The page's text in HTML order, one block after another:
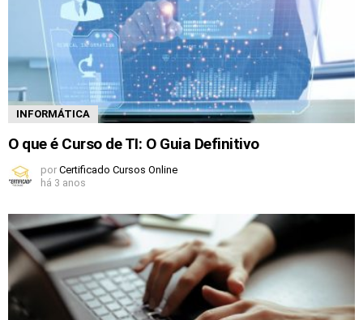
INFORMÁTICA
O que é Curso de TI: O Guia Definitivo
por Certificado Cursos Online
há 3 anos